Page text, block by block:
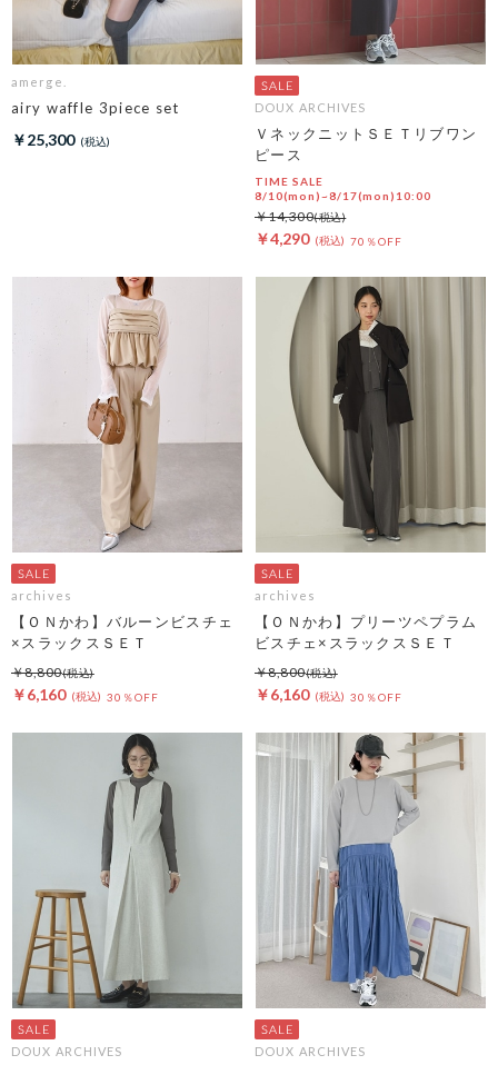
amerge.
airy waffle 3piece set
￥25,300
DOUX ARCHIVES
ＶネックニットＳＥＴリブワン
ピース
TIME SALE
8/10(mon)~8/17(mon)10:00
￥4,290 70％OFF
￥14,300
archives
【ＯＮかわ】バルーンビスチェ
×スラックスＳＥＴ
￥6,160 30％OFF
￥8,800
archives
【ＯＮかわ】プリーツペプラム
ビスチェ×スラックスＳＥＴ
￥6,160 30％OFF
￥8,800
DOUX ARCHIVES DOUX ARCHIVES